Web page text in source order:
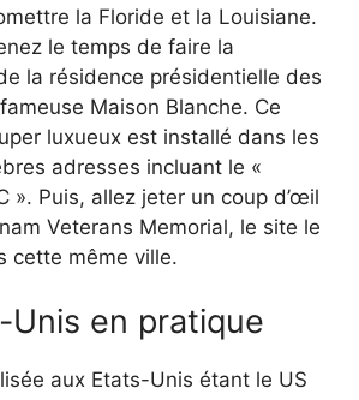
la Floride et la Louisiane.
le temps de faire la
la résidence présidentielle des
Maison Blanche. Ce
luxueux est installé dans les
adresses incluant le «
». Puis, allez jeter un coup d’œil
Veterans Memorial, le site le
cette même ville.
Unis en pratique
aux Etats-Unis étant le US